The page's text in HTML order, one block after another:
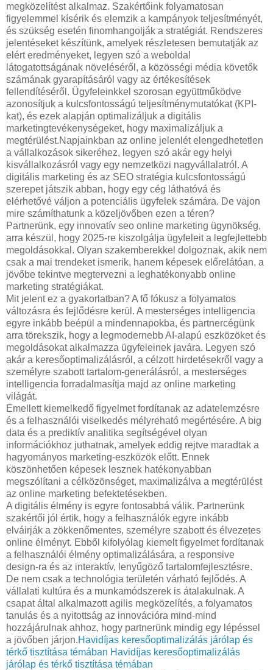
megközelítést alkalmaz. Szakértőink folyamatosan
figyelemmel kísérik és elemzik a kampányok teljesítményét,
és szükség esetén finomhangolják a stratégiát. Rendszeres
jelentéseket készítünk, amelyek részletesen bemutatják az
elért eredményeket, legyen szó a weboldal
látogatottságának növeléséről, a közösségi média követők
számának gyarapításáról vagy az értékesítések
fellendítéséről. Ügyfeleinkkel szorosan együttműködve
azonosítjuk a kulcsfontosságú teljesítménymutatókat (KPI-
kat), és ezek alapján optimalizáljuk a digitális
marketingtevékenységeket, hogy maximalizáljuk a
megtérülést.Napjainkban az online jelenlét elengedhetetlen
a vállalkozások sikeréhez, legyen szó akár egy helyi
kisvállalkozásról vagy egy nemzetközi nagyvállalatról. A
digitális marketing és az SEO stratégia kulcsfontosságú
szerepet játszik abban, hogy egy cég láthatóvá és
elérhetővé váljon a potenciális ügyfelek számára. De vajon
mire számíthatunk a közeljövőben ezen a téren?
Partnerünk, egy innovatív seo online marketing ügynökség,
arra készül, hogy 2025-re kiszolgálja ügyfeleit a legfejlettebb
megoldásokkal. Olyan szakemberekkel dolgoznak, akik nem
csak a mai trendeket ismerik, hanem képesek előrelátóan, a
jövőbe tekintve megtervezni a leghatékonyabb online
marketing stratégiákat.
Mit jelent ez a gyakorlatban? A fő fókusz a folyamatos
változásra és fejlődésre kerül. A mesterséges intelligencia
egyre inkább beépül a mindennapokba, és partnercégünk
arra törekszik, hogy a legmodernebb AI-alapú eszközöket és
megoldásokat alkalmazza ügyfeleinek javára. Legyen szó
akár a keresőoptimalizálásról, a célzott hirdetésekről vagy a
személyre szabott tartalom-generálásról, a mesterséges
intelligencia forradalmasítja majd az online marketing
világát.
Emellett kiemelkedő figyelmet fordítanak az adatelemzésre
és a felhasználói viselkedés mélyreható megértésére. A big
data és a prediktív analitika segítségével olyan
információkhoz juthatnak, amelyek eddig rejtve maradtak a
hagyományos marketing-eszközök előtt. Ennek
köszönhetően képesek lesznek hatékonyabban
megszólítani a célközönséget, maximalizálva a megtérülést
az online marketing befektetésekben.
A digitális élmény is egyre fontosabbá válik. Partnerünk
szakértői jól értik, hogy a felhasználók egyre inkább
elváirják a zökkenőmentes, személyre szabott és élvezetes
online élményt. Ebből kifolyólag kiemelt figyelmet fordítanak
a felhasználói élmény optimalizálására, a responsive
design-ra és az interaktív, lenyűgöző tartalomfejlesztésre.
De nem csak a technológia területén várható fejlődés. A
vállalati kultúra és a munkamódszerek is átalakulnak. A
csapat által alkalmazott agilis megközelítés, a folyamatos
tanulás és a nyitottság az innovációra mind-mind
hozzájárulnak ahhoz, hogy partnerünk mindig egy lépéssel
a jövőben járjon.Havidíjas keresőoptimalizálás járólap és
térkő tisztítása témában Havidíjas keresőoptimalizálás
járólap és térkő tisztítása témában